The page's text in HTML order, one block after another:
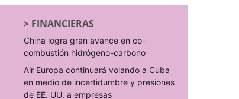
> FINANCIERAS
China logra gran avance en co-
combustión hidrógeno-carbono
Air Europa continuará volando a Cuba
en medio de incertidumbre y presiones
de EE. UU. a empresas